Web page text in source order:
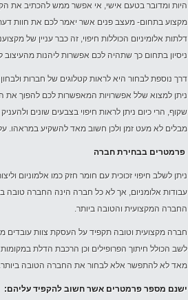
היות ומדובר בטעם אישי, אי אפשר ממש להכתיב את
מקצוע בתחום- מעצב פנים אשר יאמר לכם את חוות
דלתות אלומיניום הכוללות חיפוי, זה כבר עניין של
ניסיון בתחום כך שתהיה לכם אפשרות ליהנות מהעיצוב
דרך נוספת לבחור היא לראות קטלוגים של חברות
ניתן למצוא שלל אפשרויות המאפשרות לכם להפוך את
שקוף, הרי כיום ניתן לראות חיפוי בצבעים שונים
מבלים לא מעט זמן ולכן חשוב מאד להשקיע במראהו.
פרמטרים בבחירת חברה
ניתן לשלב חיפוי זכוכית עם חומר חזק כמו אלמוניום
עבודות אלומניום, אך לא כל חברה הינה החברה
החברה המקצועית והטובה ביותר.
חברה מקצועית וטובה תקפיד על העסקת צוות עובדים
לשב הכולל חיתוך הפרופילים וכן הרכבת הדלת
מאד לא להתפשר אלא לבחור את החברה הטובה ביותר.
ישנם מספר פרמטרים אשר חשוב להקפיד עליהם: